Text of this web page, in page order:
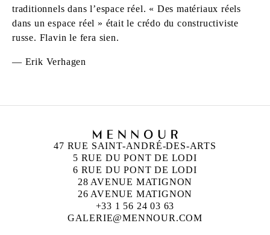
traditionnels dans l’espace réel. « Des matériaux réels
dans un espace réel » était le crédo du constructiviste
russe. Flavin le fera sien.
— Erik Verhagen
47 RUE SAINT-ANDRÉ-DES-ARTS
5 RUE DU PONT DE LODI
6 RUE DU PONT DE LODI
28 AVENUE MATIGNON
26 AVENUE MATIGNON
+33 1 56 24 03 63
GALERIE@MENNOUR.COM